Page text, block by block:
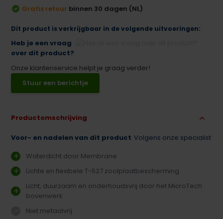
Gratis retour binnen 30 dagen (NL)
Dit product is verkrijgbaar in de volgende uitvoeringen:
Heb je een vraag
over dit product?
Onze klantenservice helpt je graag verder!
Stuur een berichtje
Productomschrijving
Voor- en nadelen van dit product Volgens onze specialist
Waterdicht door Membrane
Lichte en flexibele T-527 zoolplaatbescherming
Licht, duurzaam en onderhoudsvrij door het MicroTech
bovenwerk
Niet metaalvrij